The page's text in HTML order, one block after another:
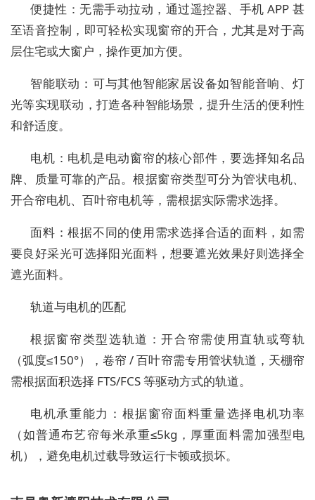
便捷性：无需手动拉动，通过遥控器、手机 APP 甚
至语音控制，即可轻松实现窗帘的开合，尤其是对于高
层住宅或大窗户，操作更加方便。
智能联动：可与其他智能家居设备如智能音响、灯
光等实现联动，打造各种智能场景，提升生活的便利性
和舒适度。
电机：电机是电动窗帘的核心部件，要选择知名品
牌、质量可靠的产品。根据窗帘类型可分为管状电机、
开合帘电机、百叶帘电机等，需根据实际需求选择。
面料：根据不同的使用需求选择合适的面料，如需
要良好采光可选择阳光面料，想要遮光效果好则选择全
遮光面料。
轨道与电机的匹配
根据窗帘类型选轨道：开合帘需使用直轨或弯轨
（弧度≤150°），卷帘 / 百叶帘需专用管状轨道，天棚帘
需根据面积选择 FTS/FCS 等驱动方式的轨道。
电机承重能力：根据窗帘面料重量选择电机功率
（如普通布艺帘每米承重≤5kg，厚重面料需加强型电
机），避免电机过载导致运行卡顿或损坏。